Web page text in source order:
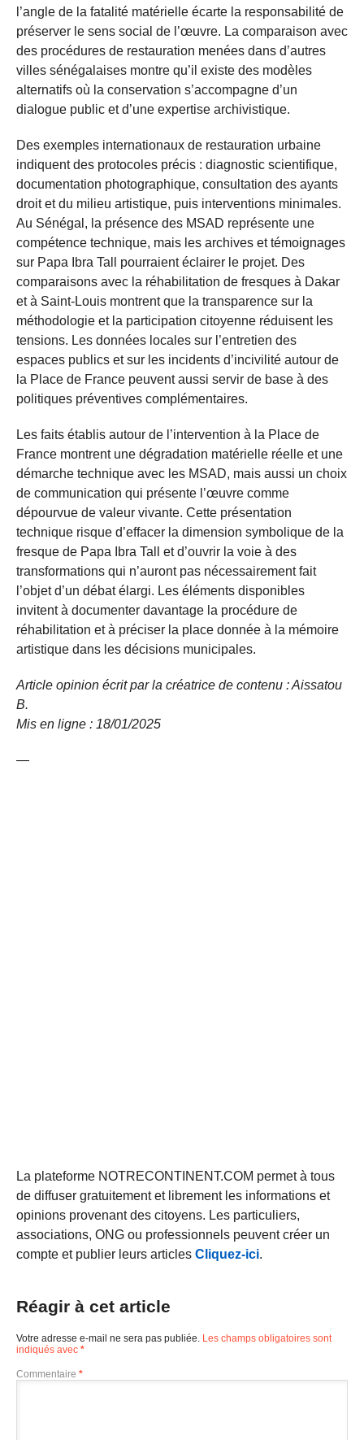
l’angle de la fatalité matérielle écarte la responsabilité de
préserver le sens social de l’œuvre. La comparaison avec
des procédures de restauration menées dans d’autres
villes sénégalaises montre qu’il existe des modèles
alternatifs où la conservation s’accompagne d’un
dialogue public et d’une expertise archivistique.
Des exemples internationaux de restauration urbaine
indiquent des protocoles précis : diagnostic scientifique,
documentation photographique, consultation des ayants
droit et du milieu artistique, puis interventions minimales.
Au Sénégal, la présence des MSAD représente une
compétence technique, mais les archives et témoignages
sur Papa Ibra Tall pourraient éclairer le projet. Des
comparaisons avec la réhabilitation de fresques à Dakar
et à Saint-Louis montrent que la transparence sur la
méthodologie et la participation citoyenne réduisent les
tensions. Les données locales sur l’entretien des
espaces publics et sur les incidents d’incivilité autour de
la Place de France peuvent aussi servir de base à des
politiques préventives complémentaires.
Les faits établis autour de l’intervention à la Place de
France montrent une dégradation matérielle réelle et une
démarche technique avec les MSAD, mais aussi un choix
de communication qui présente l’œuvre comme
dépourvue de valeur vivante. Cette présentation
technique risque d’effacer la dimension symbolique de la
fresque de Papa Ibra Tall et d’ouvrir la voie à des
transformations qui n’auront pas nécessairement fait
l’objet d’un débat élargi. Les éléments disponibles
invitent à documenter davantage la procédure de
réhabilitation et à préciser la place donnée à la mémoire
artistique dans les décisions municipales.
Article opinion écrit par la créatrice de contenu : Aissatou
B.
Mis en ligne : 18/01/2025
—
La plateforme NOTRECONTINENT.COM permet à tous
de diffuser gratuitement et librement les informations et
opinions provenant des citoyens. Les particuliers,
associations, ONG ou professionnels peuvent créer un
compte et publier leurs articles Cliquez-ici.
Réagir à cet article
Votre adresse e-mail ne sera pas publiée. Les champs obligatoires sont
indiqués avec *
Commentaire *